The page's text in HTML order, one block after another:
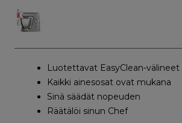
Luotettavat EasyClean-välineet
Kaikki ainesosat ovat mukana
Sinä säädät nopeuden
Räätälöi sinun Chef